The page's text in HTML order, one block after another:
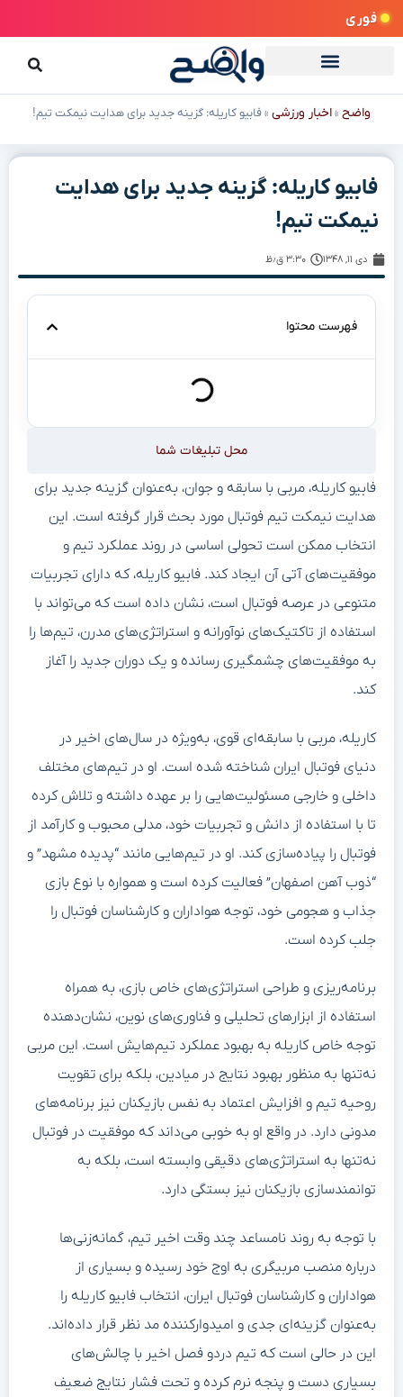
فوری
واضح »اخبار ورزشی »فابیو کاریله: گزینه جدید برای هدایت نیمکت تیم!
فابیو کاریله: گزینه جدید برای هدایت
نیمکت تیم!
دی ۱۱, ۱۳۴۸ ۳:۳۰ ق٫ظ
فهرست محتوا
محل تبلیغات شما
فابیو کاریله، مربی با سابقه و جوان، به‌عنوان گزینه جدید برای
هدایت نیمکت تیم فوتبال مورد بحث قرار گرفته است. این
انتخاب ممکن است تحولی اساسی در روند عملکرد تیم و
موفقیت‌های آتی آن ایجاد کند. فابیو کاریله، که دارای تجربیات
متنوعی در عرصه فوتبال است، نشان داده است که می‌تواند با
استفاده از تاکتیک‌های نوآورانه و استراتژی‌های مدرن، تیم‌ها را
به موفقیت‌های چشمگیری رسانده و یک دوران جدید را آغاز
کند.
کاریله، مربی با سابقه‌ای قوی، به‌ویژه در سال‌های اخیر در
دنیای فوتبال ایران شناخته شده است. او در تیم‌های مختلف
داخلی و خارجی مسئولیت‌هایی را بر عهده داشته و تلاش کرده
تا با استفاده از دانش و تجربیات خود، مدلی محبوب و کارآمد از
فوتبال را پیاده‌سازی کند. او در تیم‌هایی مانند “پدیده مشهد” و
“ذوب آهن اصفهان” فعالیت کرده است و همواره با نوع بازی
جذاب و هجومی خود، توجه هواداران و کارشناسان فوتبال را
جلب کرده است.
برنامه‌ریزی و طراحی استراتژی‌های خاص بازی، به همراه
استفاده از ابزارهای تحلیلی و فناوری‌های نوین، نشان‌دهنده
توجه خاص کاریله به بهبود عملکرد تیم‌هایش است. این مربی
نه‌تنها به منظور بهبود نتایج در میادین، بلکه برای تقویت
روحیه تیم و افزایش اعتماد به نفس بازیکنان نیز برنامه‌های
مدونی دارد. در واقع او به خوبی می‌داند که موفقیت در فوتبال
نه‌تنها به استراتژی‌های دقیقی وابسته است، بلکه به
توانمندسازی بازیکنان نیز بستگی دارد.
با توجه به روند نامساعد چند وقت اخیر تیم، گمانه‌زنی‌ها
درباره منصب مربیگری به اوج خود رسیده و بسیاری از
هواداران و کارشناسان فوتبال ایران، انتخاب فابیو کاریله را
به‌عنوان گزینه‌ای جدی و امیدوارکننده مد نظر قرار داده‌اند.
این در حالی است که تیم دردو فصل اخیر با چالش‌های
بسیاری دست و پنجه نرم کرده و تحت فشار نتایج ضعیف